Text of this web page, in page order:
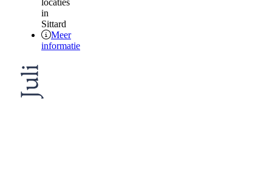
locaties
in
Sittard
Meer
informatie